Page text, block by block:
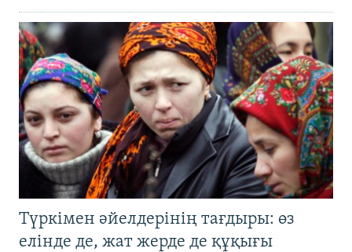
Түркімен әйелдерінің тағдыры: өз
елінде де, жат жерде де құқығы